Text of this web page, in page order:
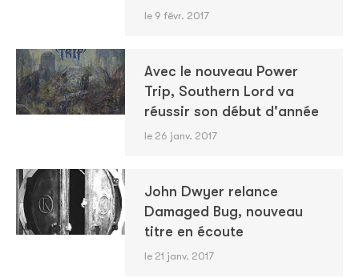
le 9 févr. 2017
Avec le nouveau Power
Trip, Southern Lord va
réussir son début d'année
le 26 janv. 2017
John Dwyer relance
Damaged Bug, nouveau
titre en écoute
le 21 janv. 2017